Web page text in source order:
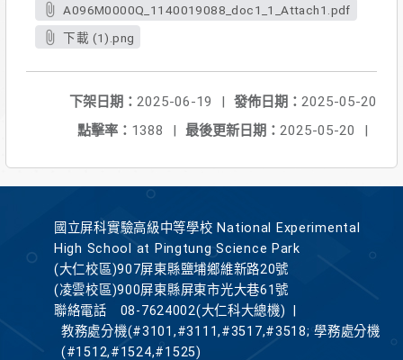
A096M0000Q_1140019088_doc1_1_Attach1.pdf
下載 (1).png
發佈日期： 2025-05-20
下架日期： 2025-06-19
|
最後更新日期： 2025-05-20 |
點擊率： 1388 |
國立屏科實驗高級中等學校 National Experimental
High School at Pingtung Science Park
(大仁校區)907屏東縣鹽埔鄉維新路20號
(凌雲校區)900屏東縣屏東市光大巷61號
聯絡電話
08-7624002(大仁科大總機)
教務處分機(#3101,#3111,#3517,#3518; 學務處分機
(#1512,#1524,#1525)